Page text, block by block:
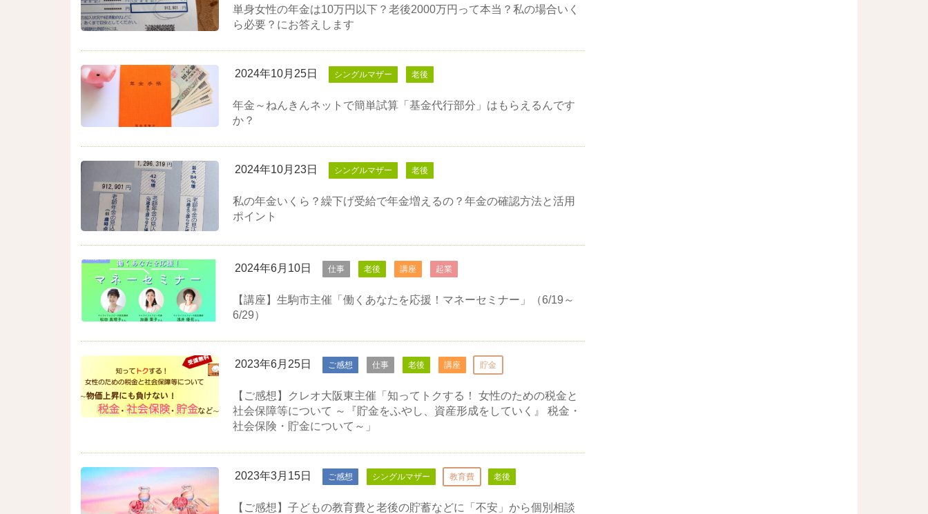
単身女性の年金は10万円以下？老後2000万円って本当？私の場合いく
ら必要？にお答えします
2024年10月25日 シングルマザー 老後
年金～ねんきんネットで簡単試算「基金代行部分」はもらえるんです
か？
2024年10月23日 シングルマザー 老後
私の年金いくら？繰下げ受給で年金増えるの？年金の確認方法と活用
ポイント
2024年6月10日 仕事 老後 講座 起業
【講座】生駒市主催「働くあなたを応援！マネーセミナー」（6/19～
6/29）
2023年6月25日 ご感想 仕事 老後 講座 貯金
【ご感想】クレオ大阪東主催「知ってトクする！ 女性のための税金と
社会保障等について ～『貯金をふやし、資産形成をしていく』 税金・
社会保険・貯金について～」
2023年3月15日 ご感想 シングルマザー 教育費 老後
【ご感想】子どもの教育費と老後の貯蓄などに「不安」から個別相談